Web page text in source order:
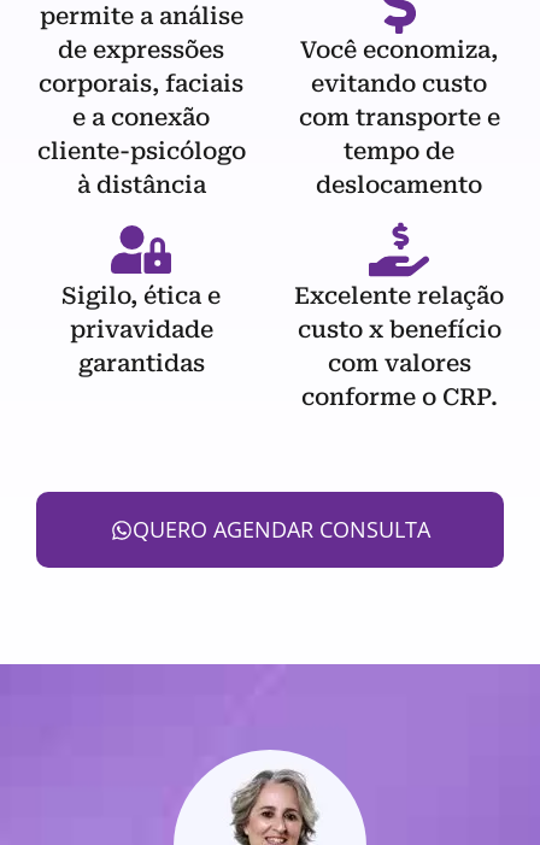
permite a análise
de expressões
corporais, faciais
e a conexão
cliente-psicólogo
à distância
Sigilo, ética e
privavidade
garantidas
Você economiza,
evitando custo
com transporte e
tempo de
deslocamento
Excelente relação
custo x benefício
com valores
conforme o CRP.
QUERO AGENDAR CONSULTA